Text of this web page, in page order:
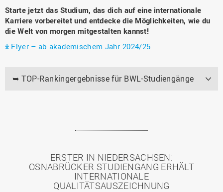
Starte jetzt das Studium, das dich auf eine internationale
Karriere vorbereitet und entdecke die Möglichkeiten, wie du
die Welt von morgen mitgestalten kannst!
Flyer – ab akademischem Jahr 2024/25
➥ TOP-Rankingergebnisse für BWL-Studiengänge
ERSTER IN NIEDERSACHSEN:
OSNABRÜCKER STUDIENGANG ERHÄLT
INTERNATIONALE
QUALITÄTSAUSZEICHNUNG